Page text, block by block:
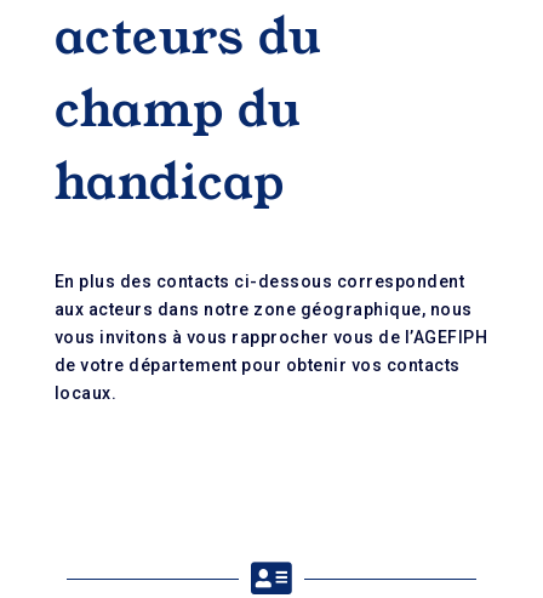
acteurs du
champ du
handicap
En plus des contacts ci-dessous correspondent
aux acteurs dans notre zone géographique, nous
vous invitons à vous rapprocher vous de l’AGEFIPH
de votre département pour obtenir vos contacts
locaux.
